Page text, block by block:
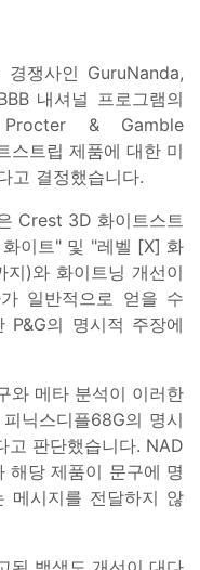
경쟁사인 GuruNanda,
내셔널 프로그램의
& Gamble
스트립 제품에 대한 미
고 결정했습니다.
Crest 3D 화이트스트
이트" 및 "레벨 [X] 화
)와 화이트닝 개선이
일반적으로 얻을 수
P&G의 명시적 주장에
와 메타 분석이 이러한
닉스디플68G의 명시
고 판단했습니다. NAD
해당 제품이 문구에 명
메시지를 전달하지 않